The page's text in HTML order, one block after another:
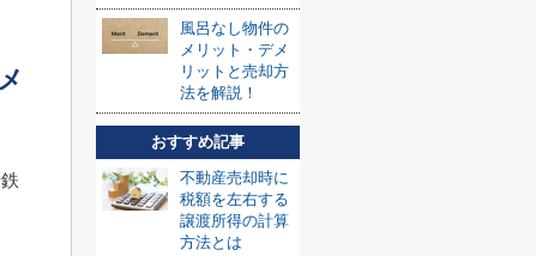
風呂なし物件の
メリット・デメ
リットと売却方
法を解説！
おすすめ記事
不動産売却時に
税額を左右する
譲渡所得の計算
方法とは